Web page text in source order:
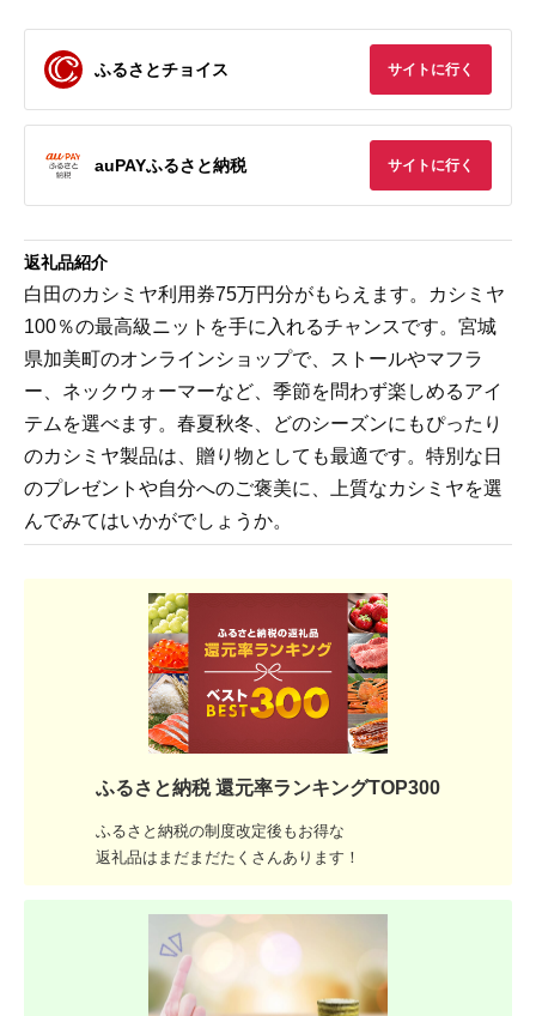
ふるさとチョイス サイトに行く
auPAYふるさと納税 サイトに行く
返礼品紹介
白田のカシミヤ利用券75万円分がもらえます。カシミヤ
100％の最高級ニットを手に入れるチャンスです。宮城
県加美町のオンラインショップで、ストールやマフラ
ー、ネックウォーマーなど、季節を問わず楽しめるアイ
テムを選べます。春夏秋冬、どのシーズンにもぴったり
のカシミヤ製品は、贈り物としても最適です。特別な日
のプレゼントや自分へのご褒美に、上質なカシミヤを選
んでみてはいかがでしょうか。
ふるさと納税 還元率ランキングTOP300
ふるさと納税の制度改定後もお得な
返礼品はまだまだたくさんあります！